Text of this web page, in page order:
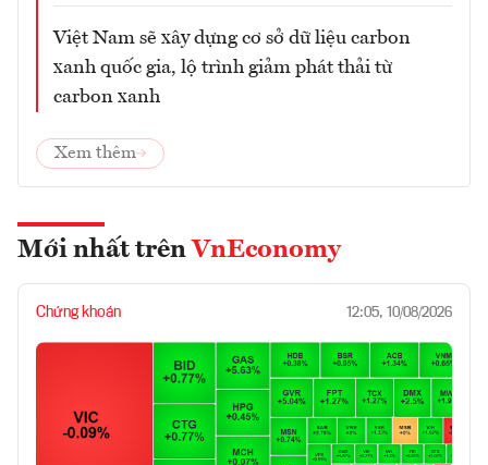
Việt Nam sẽ xây dựng cơ sở dữ liệu carbon
xanh quốc gia, lộ trình giảm phát thải từ
carbon xanh
Xem thêm
Mới nhất trên VnEconomy
Chứng khoán 12:05, 10/08/2026